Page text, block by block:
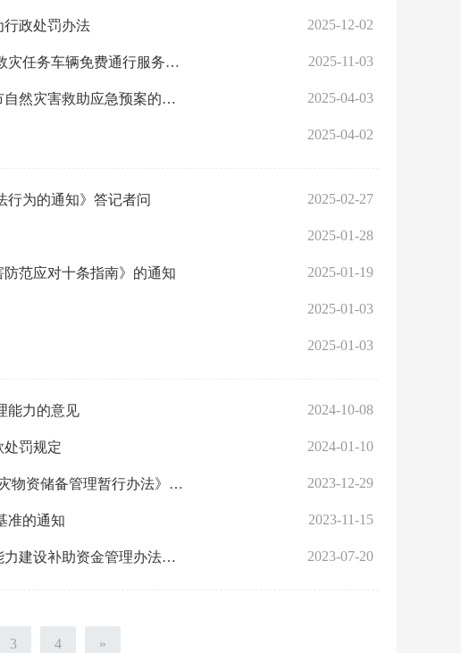
行政处罚办法 2025-12-02
交通运输部办公厅 应急管理部办公厅关于印发《执行抢险救灾任务车辆免费通行服务保障规程》的通知 2025-11-03
市防灾减灾救灾和突发事件应急管理委员会关于印发武汉市自然灾害救助应急预案的通知 2025-04-03
2025-04-02
行为的通知》答记者问 2025-02-27
2025-01-28
范应对十条指南》的通知 2025-01-19
2025-01-03
2025-01-03
能力的意见 2024-10-08
处罚规定 2024-01-10
省应急管理厅 省财政厅关于印发《湖北省省级应急抢险救灾物资储备管理暂行办法》的通知 2023-12-29
准的通知 2023-11-15
市应急管理局关于印发《武汉市安全生产预防和应急救援能力建设补助资金管理办法》的通知 2023-07-20
3 4 »